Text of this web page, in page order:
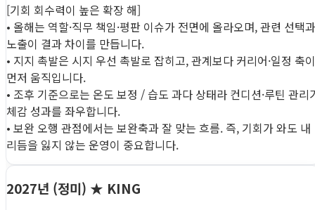
[기회 회수력이 높은 확장 해]
• 올해는 역할·직무 책임·평판 이슈가 전면에 올라오며, 관련 선택과
노출이 결과 차이를 만듭니다.
• 지지 촉발은 시지 우선 촉발로 잡히고, 관계보다 커리어·일정 축이
먼저 움직입니다.
• 조후 기준으로는 온도 보정 / 습도 과다 상태라 컨디션·루틴 관리
체감 성과를 좌우합니다.
• 보완 오행 관점에서는 보완축과 잘 맞는 흐름. 즉, 기회가 와도 내
리듬을 잃지 않는 운영이 중요합니다.
2027년 (정미) ★ KING